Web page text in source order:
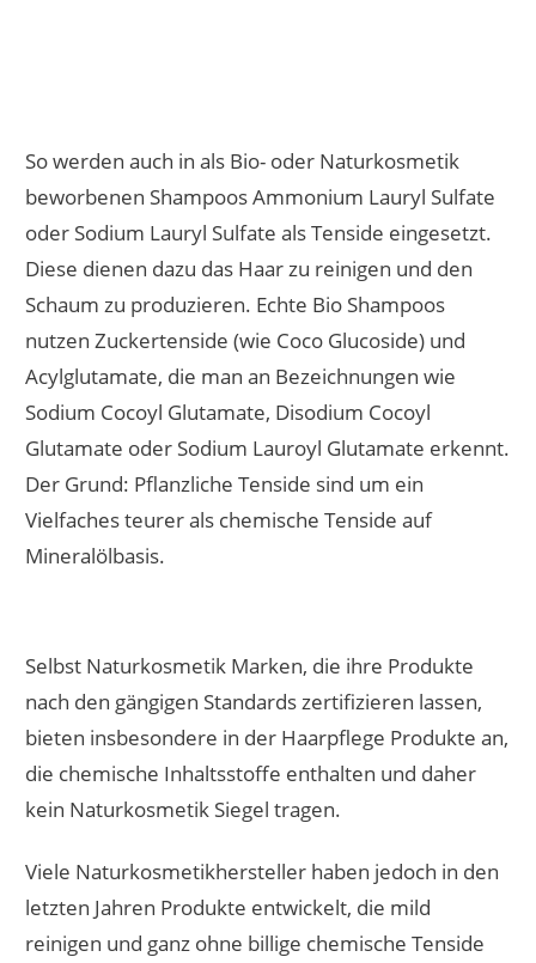
So werden auch in als Bio- oder Naturkosmetik
beworbenen Shampoos Ammonium Lauryl Sulfate
oder Sodium Lauryl Sulfate als Tenside eingesetzt.
Diese dienen dazu das Haar zu reinigen und den
Schaum zu produzieren. Echte Bio Shampoos
nutzen Zuckertenside (wie Coco Glucoside) und
Acylglutamate, die man an Bezeichnungen wie
Sodium Cocoyl Glutamate, Disodium Cocoyl
Glutamate oder Sodium Lauroyl Glutamate erkennt.
Der Grund: Pflanzliche Tenside sind um ein
Vielfaches teurer als chemische Tenside auf
Mineralölbasis.
Selbst Naturkosmetik Marken, die ihre Produkte
nach den gängigen Standards zertifizieren lassen,
bieten insbesondere in der Haarpflege Produkte an,
die chemische Inhaltsstoffe enthalten und daher
kein Naturkosmetik Siegel tragen.
Viele Naturkosmetikhersteller haben jedoch in den
letzten Jahren Produkte entwickelt, die mild
reinigen und ganz ohne billige chemische Tenside